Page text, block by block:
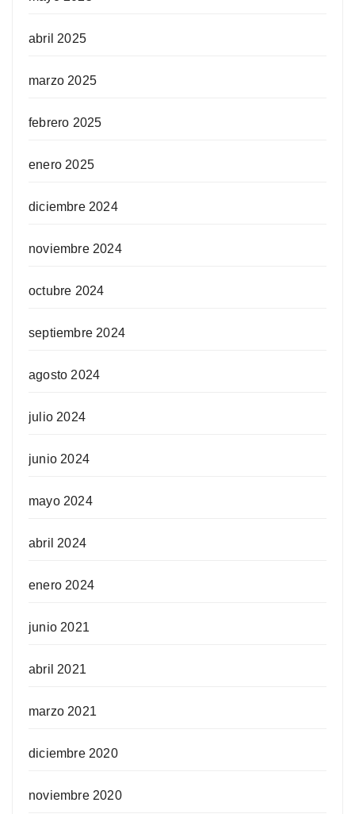
abril 2025
marzo 2025
febrero 2025
enero 2025
diciembre 2024
noviembre 2024
octubre 2024
septiembre 2024
agosto 2024
julio 2024
junio 2024
mayo 2024
abril 2024
enero 2024
junio 2021
abril 2021
marzo 2021
diciembre 2020
noviembre 2020